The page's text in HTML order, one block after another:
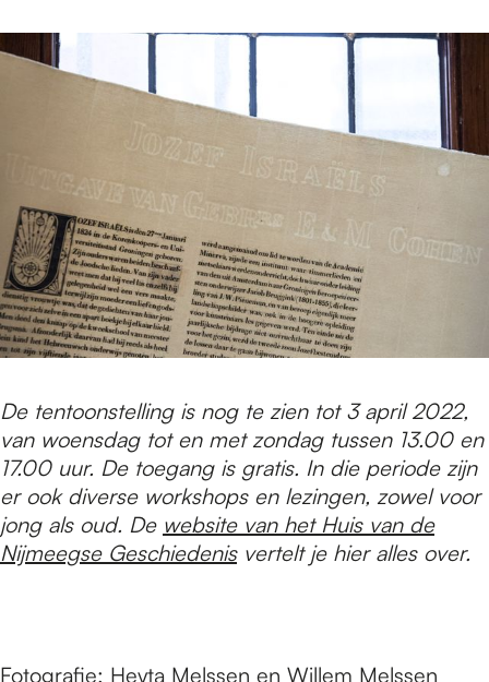
De tentoonstelling is nog te zien tot 3 april 2022,
van woensdag tot en met zondag tussen 13.00 en
17.00 uur. De toegang is gratis. In die periode zijn
er ook diverse workshops en lezingen, zowel voor
jong als oud. De website van het Huis van de
Nijmeegse Geschiedenisvertelt je hier alles over.
Fotografie: Heyta Melssen en Willem Melssen